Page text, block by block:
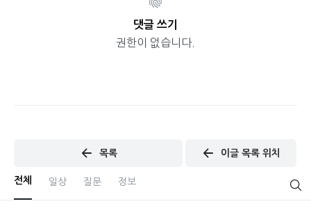
댓글 쓰기
권한이 없습니다.
목록 이글 목록 위치
전체 일상 질문 정보